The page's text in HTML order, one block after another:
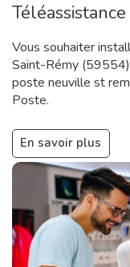
Téléassistance
Vous souhaiter
Saint-Rémy
poste neuville st
Poste.
En savoir plus